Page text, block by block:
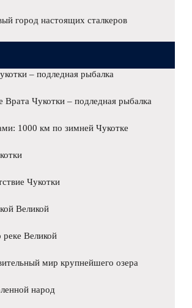
город настоящих сталкеров
– подледная рыбалка
Чукотки – подледная рыбалка
1000 км по зимней Чукотке
Чукотки
Великой
Великой
мир крупнейшего озера
народ